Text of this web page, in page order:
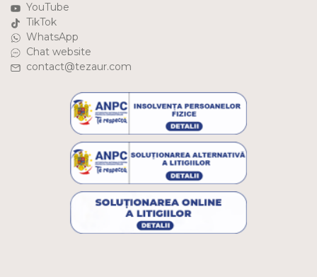
YouTube
TikTok
WhatsApp
Chat website
contact@tezaur.com